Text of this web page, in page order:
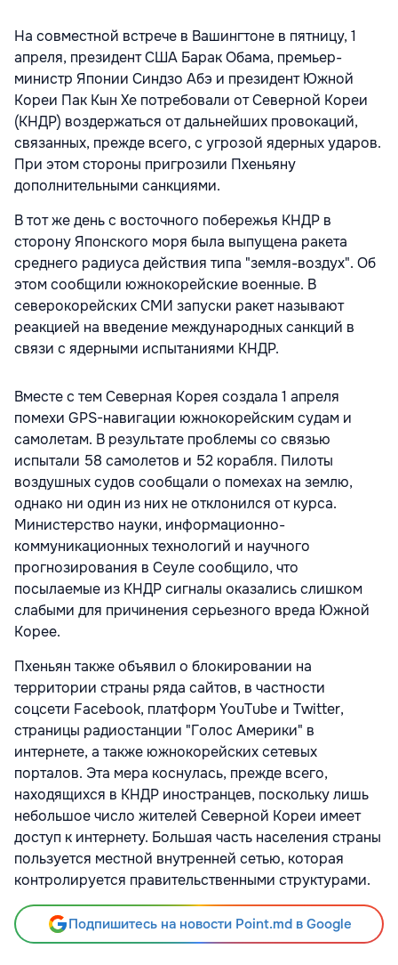
На совместной встрече в Вашингтоне в пятницу, 1
апреля, президент США Барак Обама, премьер-
министр Японии Синдзо Абэ и президент Южной
Кореи Пак Кын Хе потребовали от Северной Кореи
(КНДР) воздержаться от дальнейших провокаций,
связанных, прежде всего, с угрозой ядерных ударов.
При этом стороны пригрозили Пхеньяну
дополнительными санкциями.
В тот же день с восточного побережья КНДР в
сторону Японского моря была выпущена ракета
среднего радиуса действия типа "земля-воздух". Об
этом сообщили южнокорейские военные. В
северокорейских СМИ запуски ракет называют
реакцией на введение международных санкций в
связи с ядерными испытаниями КНДР.
Вместе с тем Северная Корея создала 1 апреля
помехи GPS-навигации южнокорейским судам и
самолетам. В результате проблемы со связью
испытали 58 самолетов и 52 корабля. Пилоты
воздушных судов сообщали о помехах на землю,
однако ни один из них не отклонился от курса.
Министерство науки, информационно-
коммуникационных технологий и научного
прогнозирования в Сеуле сообщило, что
посылаемые из КНДР сигналы оказались слишком
слабыми для причинения серьезного вреда Южной
Корее.
Пхеньян также объявил о блокировании на
территории страны ряда сайтов, в частности
соцсети Facebook, платформ YouTube и Twitter,
страницы радиостанции "Голос Америки" в
интернете, а также южнокорейских сетевых
порталов. Эта мера коснулась, прежде всего,
находящихся в КНДР иностранцев, поскольку лишь
небольшое число жителей Северной Кореи имеет
доступ к интернету. Большая часть населения страны
пользуется местной внутренней сетью, которая
контролируется правительственными структурами.
Подпишитесь на новости Point.md в Google